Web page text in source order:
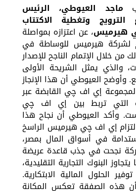
ماجد العيوطي، الرئيس
الترويج وتغطية الاكتتاب
هيرميس، عن اعتزازه بمواصلة
لشركة هيرميس للوساطة في
من خلال الإتمام الناجح للإصدار
والذي يمثل الشريحة الأولى
وأوضح العيوطي أن هذا الإنجاز
إي اف چي القابضة عبر
التي تربط بين إي اف چي
وأكد العيوطي أن نجاح هذا
إي اف چي هيرميس الراسخ
في أسواق المال بمصر،
نجحت في جذب قاعدة عريضة
البنوك التجارية التقليدية،
الحلول المالية الابتكارية.
هذه الصفقة تعكس المكانة